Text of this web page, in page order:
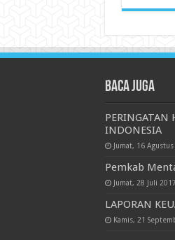
Baca juga
PERINGATAN
INDONESIA
Jumat, 16
Pemkab
Jumat, 28 Juli 2017
LAPORAN
Kamis, 21